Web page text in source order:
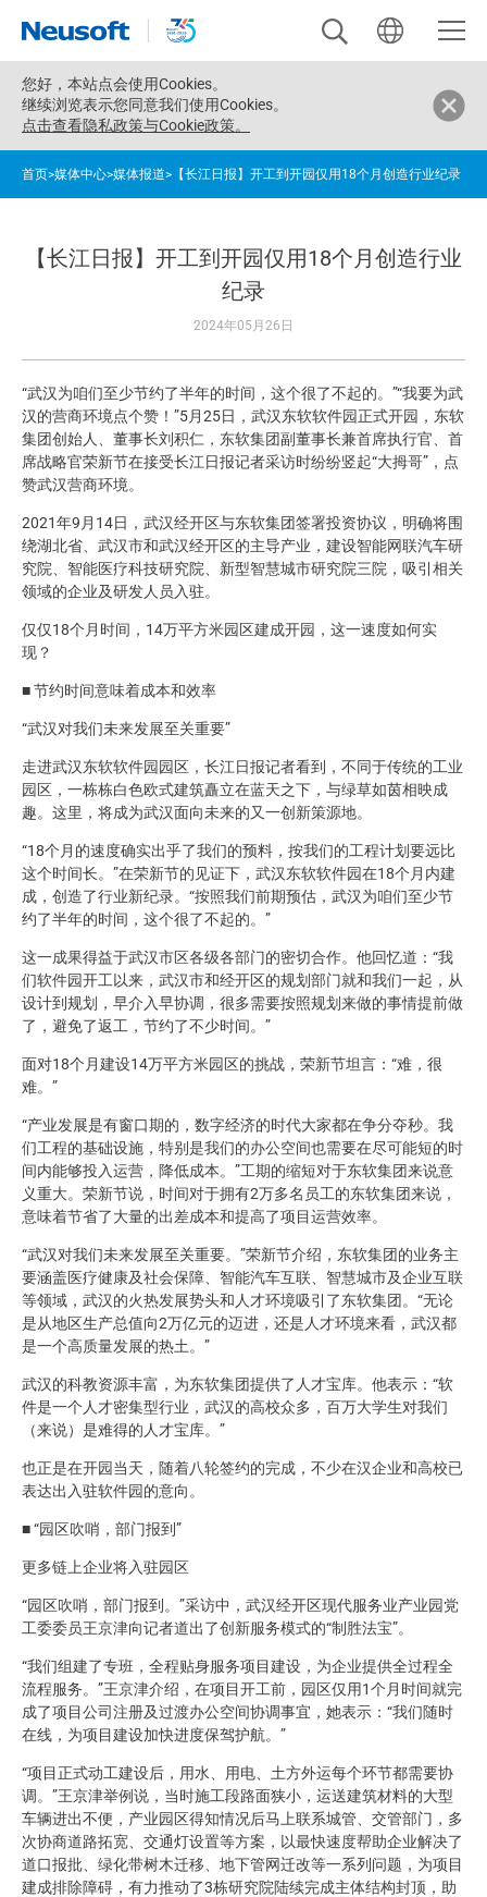
您好， 本站点会使用Cookies。
继续浏览表示您同意我们使用Cookies。
点击查看隐私政策与Cookie政策。
首页>媒体中心>媒体报道> 【长江日报】开工到开园仅用18个月创造行业纪录
【长江日报】开工到开园仅用18个月创造行业
纪录
2024年05月26日
“武汉为咱们至少节约了半年的时间，这个很了不起的。”“我要为武
汉的营商环境点个赞！”5月25日，武汉东软软件园正式开园，东软
集团创始人、董事长刘积仁，东软集团副董事长兼首席执行官、首
席战略官荣新节在接受长江日报记者采访时纷纷竖起“大拇哥”，点
赞武汉营商环境。
2021年9月14日，武汉经开区与东软集团签署投资协议，明确将围
绕湖北省、武汉市和武汉经开区的主导产业，建设智能网联汽车研
究院、智能医疗科技研究院、新型智慧城市研究院三院，吸引相关
领域的企业及研发人员入驻。
仅仅18个月时间，14万平方米园区建成开园，这一速度如何实
现？
■ 节约时间意味着成本和效率
“武汉对我们未来发展至关重要”
走进武汉东软软件园园区，长江日报记者看到，不同于传统的工业
园区，一栋栋白色欧式建筑矗立在蓝天之下，与绿草如茵相映成
趣。这里，将成为武汉面向未来的又一创新策源地。
“18个月的速度确实出乎了我们的预料，按我们的工程计划要远比
这个时间长。”在荣新节的见证下，武汉东软软件园在18个月内建
成，创造了行业新纪录。“按照我们前期预估，武汉为咱们至少节
约了半年的时间，这个很了不起的。”
这一成果得益于武汉市区各级各部门的密切合作。他回忆道：“我
们软件园开工以来，武汉市和经开区的规划部门就和我们一起，从
设计到规划，早介入早协调，很多需要按照规划来做的事情提前做
了，避免了返工，节约了不少时间。”
面对18个月建设14万平方米园区的挑战，荣新节坦言：“难，很
难。”
“产业发展是有窗口期的，数字经济的时代大家都在争分夺秒。我
们工程的基础设施，特别是我们的办公空间也需要在尽可能短的时
间内能够投入运营，降低成本。”工期的缩短对于东软集团来说意
义重大。荣新节说，时间对于拥有2万多名员工的东软集团来说，
意味着节省了大量的出差成本和提高了项目运营效率。
“武汉对我们未来发展至关重要。”荣新节介绍，东软集团的业务主
要涵盖医疗健康及社会保障、智能汽车互联、智慧城市及企业互联
等领域，武汉的火热发展势头和人才环境吸引了东软集团。“无论
是从地区生产总值向2万亿元的迈进，还是人才环境来看，武汉都
是一个高质量发展的热土。”
武汉的科教资源丰富，为东软集团提供了人才宝库。他表示：“软
件是一个人才密集型行业，武汉的高校众多，百万大学生对我们
（来说）是难得的人才宝库。”
也正是在开园当天，随着八轮签约的完成，不少在汉企业和高校已
表达出入驻软件园的意向。
■ “园区吹哨，部门报到”
更多链上企业将入驻园区
“园区吹哨，部门报到。”采访中，武汉经开区现代服务业产业园党
工委委员王京津向记者道出了创新服务模式的“制胜法宝”。
“我们组建了专班，全程贴身服务项目建设，为企业提供全过程全
流程服务。”王京津介绍，在项目开工前，园区仅用1个月时间就完
成了项目公司注册及过渡办公空间协调事宜，她表示：“我们随时
在线，为项目建设加快进度保驾护航。”
“项目正式动工建设后，用水、用电、土方外运每个环节都需要协
调。”王京津举例说，当时施工段路面狭小，运送建筑材料的大型
车辆进出不便，产业园区得知情况后马上联系城管、交管部门，多
次协商道路拓宽、交通灯设置等方案，以最快速度帮助企业解决了
道口报批、绿化带树木迁移、地下管网迁改等一系列问题，为项目
建成排除障碍，有力推动了3栋研究院陆续完成主体结构封顶，助